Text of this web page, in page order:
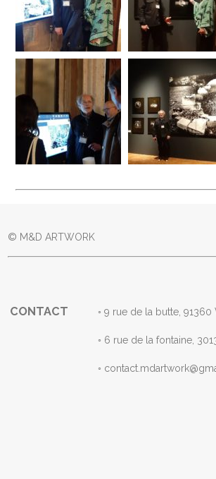
© M&D ARTWORK
CONTACT ◦ 9 rue de la butte,
◦ 6 rue de la fontaine,
◦